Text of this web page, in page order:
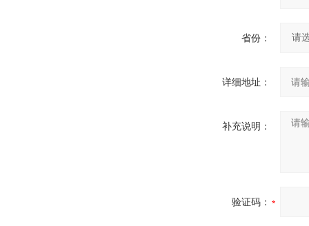
省份：
详细地址：
补充说明：
验证码：